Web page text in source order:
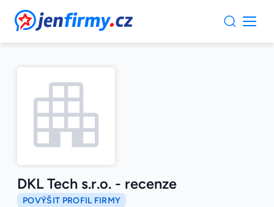
JenFirmy.cz
DKL Tech s.r.o. - recenze
POVÝŠIT PROFIL FIRMY